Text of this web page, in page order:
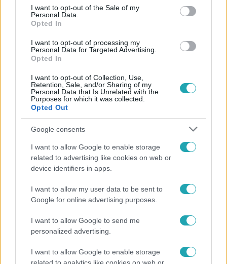
consent section.
I want to opt-out of the Sale of my
Personal Data.
Opted In
I want to opt-out of processing my
Personal Data for Targeted Advertising.
Opted In
I want to opt-out of Collection, Use,
Retention, Sale, and/or Sharing of my
Personal Data that Is Unrelated with the
Purposes for which it was collected.
Opted Out
Google consents
I want to allow Google to enable storage
related to advertising like cookies on web or
device identifiers in apps.
I want to allow my user data to be sent to
Google for online advertising purposes.
I want to allow Google to send me
personalized advertising.
I want to allow Google to enable storage
TISZA-KORMÁNY
Népszerű